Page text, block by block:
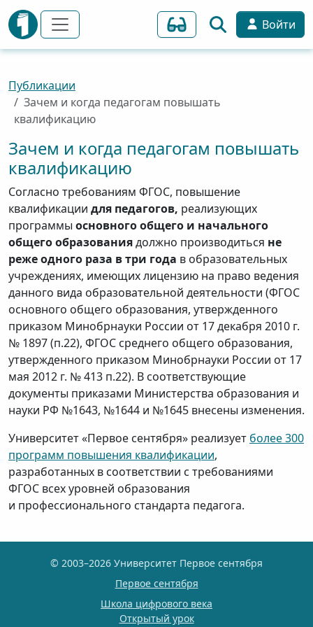
Войти
Публикации
Зачем и когда педагогам повышать
квалификацию
Зачем и когда педагогам повышать
квалификацию
Согласно требованиям ФГОС, повышение
квалификации для педагогов, реализующих
программы основного общего и начального
общего образованиядолжно производиться не
реже одного раза в три года в образовательных
учреждениях, имеющих лицензию на право ведения
данного вида образовательной деятельности (ФГОС
основного общего образования, утвержденного
приказом Минобрнауки России от 17 декабря 2010 г.
№ 1897 (п.22), ФГОС среднего общего образования,
утвержденного приказом Минобрнауки России от 17
мая 2012 г. № 413 п.22). В соответствующие
документы приказами Министерства образования и
науки РФ №1643, №1644 и №1645 внесены изменения.
Университет «Первое сентября» реализует более 300
программ повышения квалификации,
разработанных в соответствии с требованиями
ФГОС всех уровней образования
и профессионального стандарта педагога.
© 2003–2026 Университет Первое сентября
Первое сентября
Школа цифрового века
Открытый урок